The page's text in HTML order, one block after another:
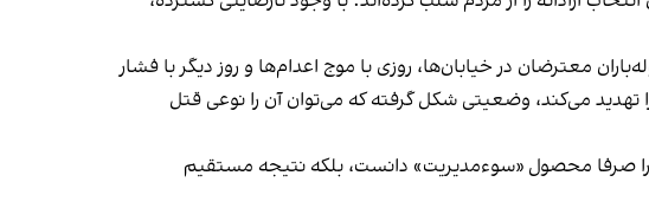
معترضان در خیابان‌ها، روزی با موج اعدام‌ها و روز دیگر با فشار
تهدید می‌کند، وضعیتی شکل گرفته که می‌توان آن را نوعی قتل
که نمی‌توان آن را صرفا محصول «سوءمدیریت» دانست، بلکه نتیجه مستقیم